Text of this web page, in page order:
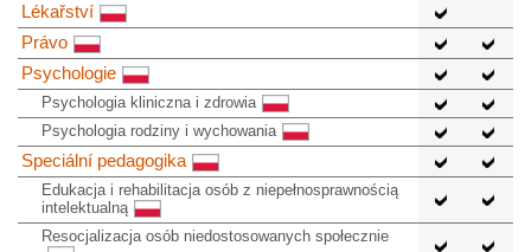
Lékařství
Právo
Psychologie
Psychologia kliniczna i zdrowia
Psychologia rodziny i wychowania
Speciální pedagogika
Edukacja i rehabilitacja osób z niepełnosprawnością
intelektualną
Resocjalizacja osób niedostosowanych społecznie